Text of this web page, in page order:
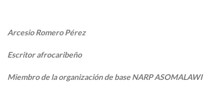
Arcesio Romero Pérez
Escritor afrocaribeño
Miembro de la organización de base NARP ASOMALAWI